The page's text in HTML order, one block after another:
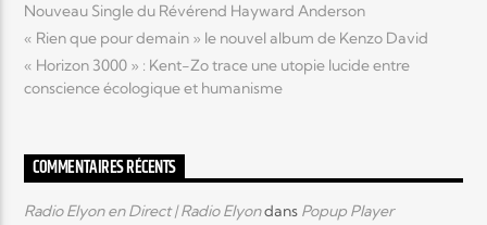
Nouveau Single du Révérend Hayward Anderson
« Rien que pour demain » le nouvel album de Kenzo David
« Horizon 3000 » : Kent-Zo trace une utopie lucide entre
conscience écologique et humanisme
COMMENTAIRES RÉCENTS
Radio Elyon en Direct | Radio Elyondans Popup Player